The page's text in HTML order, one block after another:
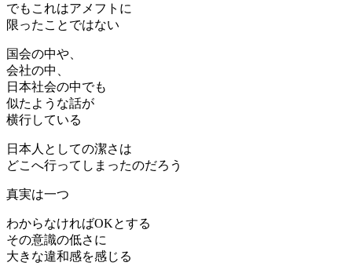
でもこれはアメフトに
限ったことではない
国会の中や、
会社の中、
日本社会の中でも
似たような話が
横行している
日本人としての潔さは
どこへ行ってしまったのだろう
真実は一つ
わからなければOKとする
その意識の低さに
大きな違和感を感じる